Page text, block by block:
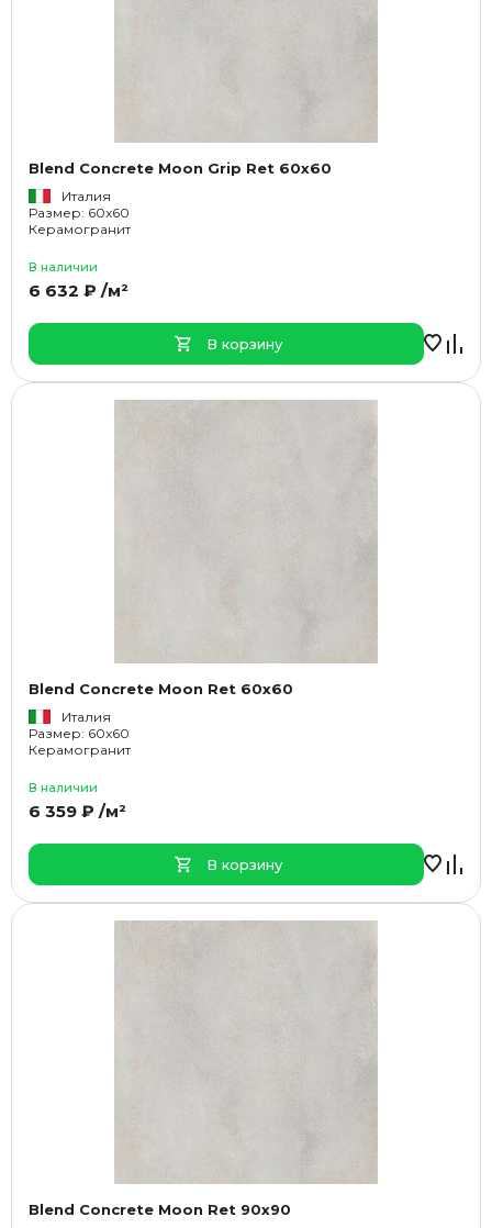
Blend Concrete Moon Grip Ret 60x60
Италия
Размер: 60x60
Керамогранит
В наличии
6 632 ₽ /м²
В корзину
Blend Concrete Moon Ret 60x60
Италия
Размер: 60x60
Керамогранит
В наличии
6 359 ₽ /м²
В корзину
Blend Concrete Moon Ret 90x90